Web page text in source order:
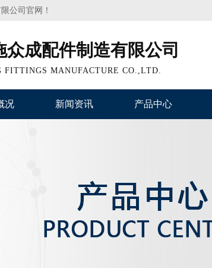
公司官网！
众成配件制造有限公司
FITTINGS MANUFACTURE CO.,LTD.
况 新闻资讯 产品中心